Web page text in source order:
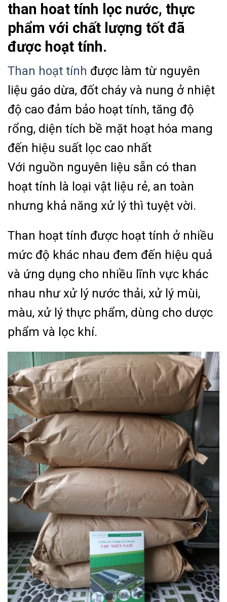
than hoat tính lọc nước, thực
phẩm với chất lượng tốt đã
được hoạt tính.
Than hoạt tính được làm từ nguyên
liệu gáo dừa, đốt cháy và nung ở nhiệt
độ cao đảm bảo hoạt tính, tăng độ
rổng, diện tích bề mặt hoạt hóa mang
đến hiệu suất lọc cao nhất
Với nguồn nguyên liệu sẵn có than
hoạt tính là loại vật liệu rẻ, an toàn
nhưng khả năng xử lý thì tuyệt vời.
Than hoạt tính được hoạt tính ở nhiều
mức độ khác nhau đem đến hiệu quả
và ứng dụng cho nhiều lĩnh vực khác
nhau như xử lý nước thải, xử lý mùi,
màu, xử lý thực phẩm, dùng cho dược
phẩm và lọc khí.